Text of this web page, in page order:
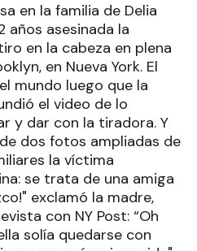
en la familia de Delia
años asesinada la
en la cabeza en plena
en Nueva York. El
mundo luego que la
el video de lo
y dar con la tiradora. Y
dos fotos ampliadas de
la víctima
se trata de una amiga
exclamó la madre,
con NY Post: “Oh
solía quedarse con